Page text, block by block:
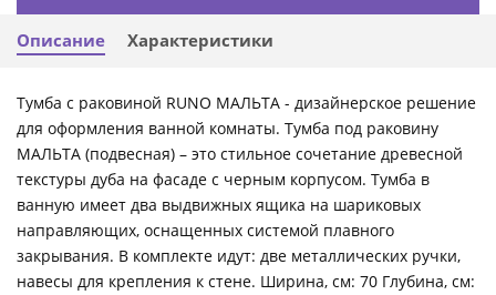
Описание Характеристики
Тумба с раковиной RUNO МАЛЬТА - дизайнерское решение
для оформления ванной комнаты. Тумба под раковину
МАЛЬТА (подвесная) – это стильное сочетание древесной
текстуры дуба на фасаде с черным корпусом. Тумба в
ванную имеет два выдвижных ящика на шариковых
направляющих, оснащенных системой плавного
закрывания. В комплекте идут: две металлических ручки,
навесы для крепления к стене. Ширина, см: 70 Глубина, см: